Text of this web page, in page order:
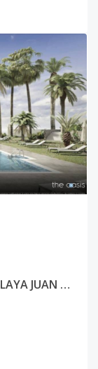
APARTAMENTO A 250 METROS DE PLAYA JUAN DOLIO